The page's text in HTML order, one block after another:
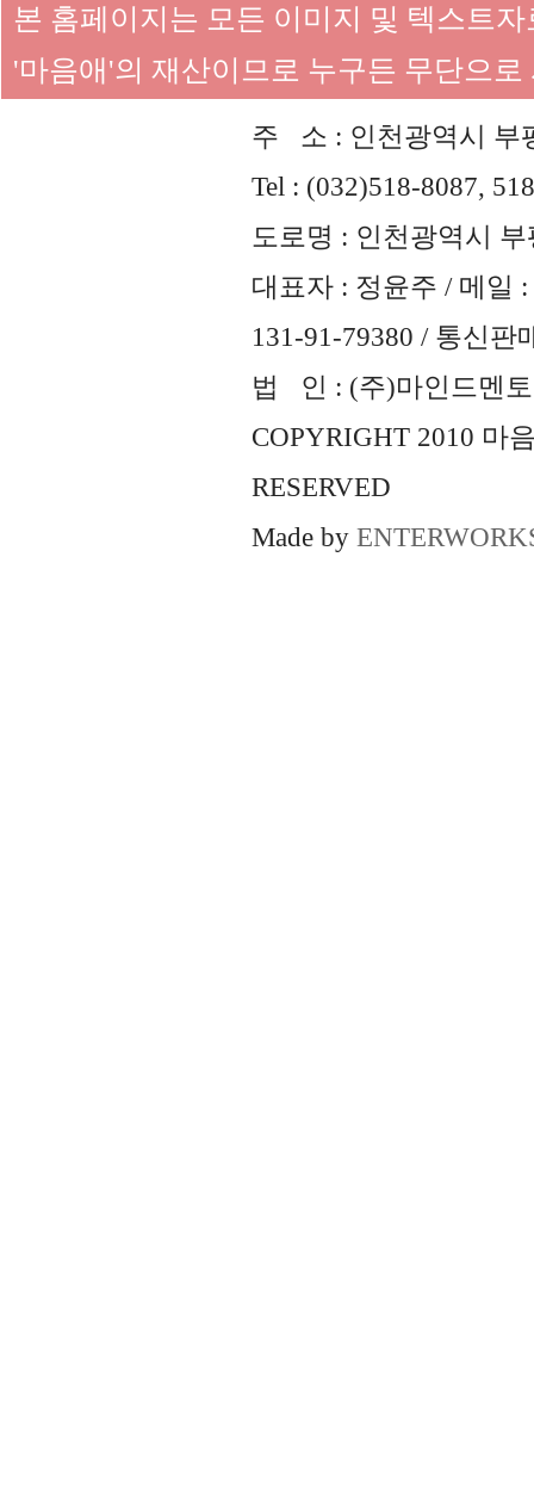
본 홈페이지는 모든 이미지 및 텍스트
'마음애'의 재산이므로 누구든 무단으
주 소 : 인천광역시 부
Tel : (032)518-8087,
도로명 : 인천광역시
대표자 : 정윤주 / 메일 :
131-91-79380 / 통신판
법 인 : (주)마인드멘토
COPYRIGHT 2010 마
RESERVED
Made by